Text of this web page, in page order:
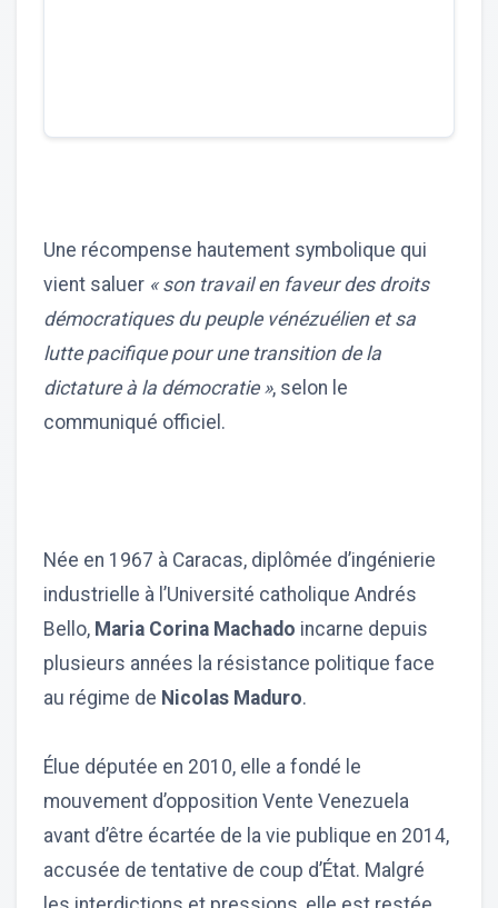
Une récompense hautement symbolique qui
vient saluer « son travail en faveur des droits
démocratiques du peuple vénézuélien et sa
lutte pacifique pour une transition de la
dictature à la démocratie », selon le
communiqué officiel.
Née en 1967 à Caracas, diplômée d’ingénierie
industrielle à l’Université catholique Andrés
Bello, Maria Corina Machado incarne depuis
plusieurs années la résistance politique face
au régime de Nicolas Maduro.
Élue députée en 2010, elle a fondé le
mouvement d’opposition Vente Venezuela
avant d’être écartée de la vie publique en 2014,
accusée de tentative de coup d’État. Malgré